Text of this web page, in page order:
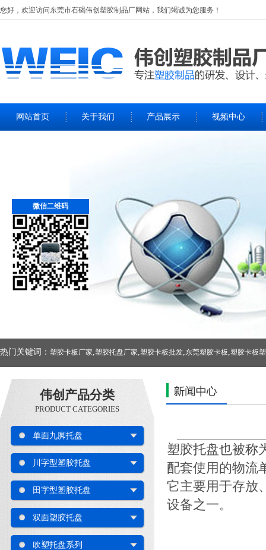
您好，欢迎访问 东莞市石碣伟创塑胶制品厂网站，我们竭诚为您服务！
网站首页 关于我们 产品展示 视频中心
热门关键词： 塑胶卡板厂家,塑胶托盘厂家,塑胶卡板批发,东莞塑胶卡板,塑胶卡板
伟创产品分类
PRODUCT CATEGORIES
单面九脚托盘
川字型塑胶托盘
田字型塑胶托盘
双面塑胶托盘
吹塑托盘系列
塑胶托盘也被称
配套使用的物流
它主要用于存放
设备之一。
微信二维码